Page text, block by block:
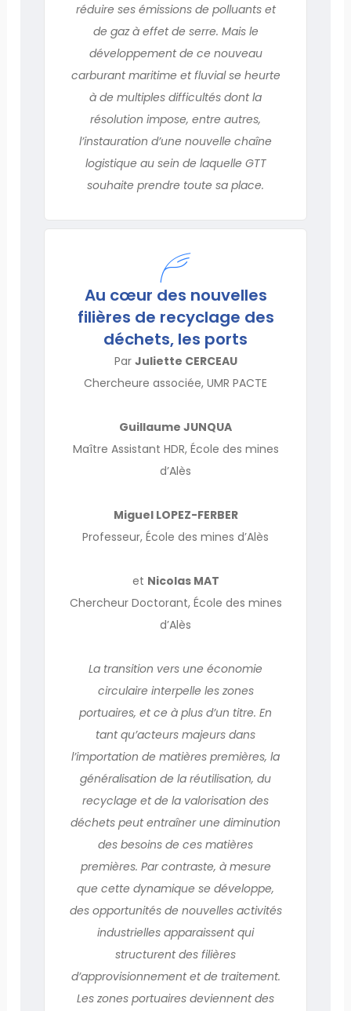
réduire ses émissions de polluants et
de gaz à effet de serre. Mais le
développement de ce nouveau
carburant maritime et fluvial se heurte
à de multiples difficultés dont la
résolution impose, entre autres,
l’instauration d’une nouvelle chaîne
logistique au sein de laquelle GTT
souhaite prendre toute sa place.
Au cœur des nouvelles
filières de recyclage des
déchets, les ports
Par Juliette CERCEAU
Chercheure associée, UMR PACTE
Guillaume JUNQUA
Maître Assistant HDR, École des mines
d’Alès
Miguel LOPEZ-FERBER
Professeur, École des mines d’Alès
et Nicolas MAT
Chercheur Doctorant, École des mines
d’Alès
La transition vers une économie
circulaire interpelle les zones
portuaires, et ce à plus d’un titre. En
tant qu’acteurs majeurs dans
l’importation de matières premières, la
généralisation de la réutilisation, du
recyclage et de la valorisation des
déchets peut entraîner une diminution
des besoins de ces matières
premières. Par contraste, à mesure
que cette dynamique se développe,
des opportunités de nouvelles activités
industrielles apparaissent qui
structurent des filières
d’approvisionnement et de traitement.
Les zones portuaires deviennent des